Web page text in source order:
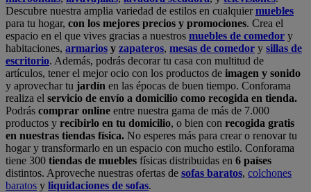
Descubre nuestra amplia variedad de estilos en cualquiermuebles
para tu hogar, con los mejores precios y promociones. Crea el
espacio en el que vives gracias a nuestros muebles de comedor y
habitaciones, armarios y zapateros, mesas de comedor y sillas de
escritorio. Además, podrás decorar tu casa con multitud de
artículos, tener el mejor ocio con los productos de imagen y sonido
y aprovechar tu jardín en las épocas de buen tiempo. Conforama
realiza el servicio de envío a domicilio como recogida en tienda.
Podrás comprar online entre nuestra gama de más de 7.000
productos y recibirlo en tu domicilio, o bien con recogida gratis
en nuestras tiendas física. No esperes más para crear o renovar tu
hogar y transformarlo en un espacio con mucho estilo. Conforama
tiene 300 tiendas de muebles físicas distribuidas en 6 países
distintos. Aproveche nuestras ofertas de sofas baratos, colchones
baratos y liquidaciones de sofas.